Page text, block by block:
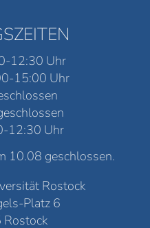
12:30 Uhr
15:00 Uhr
12:30 Uhr
10.08 geschlossen.
Rostock
Platz 6